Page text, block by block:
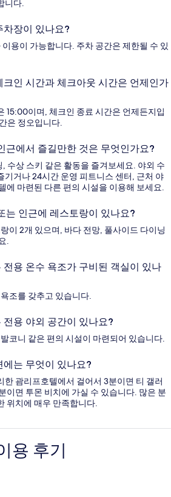
니다.
차장이 있나요?
용이 가능합니다. 주차 공간은 제한될 수 있
크인 시간과 체크아웃 시간은 언제인가
15:00이며, 체크인 종료 시간은 언제든지입
은 정오입니다.
근에서 즐길만한 것은 무엇인가요?
수상 스키 같은 활동을 즐겨보세요. 야외 수
기거나 24시간 운영 피트니스 센터, 근처 야
에 마련된 다른 편의 시설을 이용해 보세요.
는 인근에 레스토랑이 있나요?
이 2개 있으며, 바다 전망, 풀사이드 다이닝
.
전용 온수 욕조가 구비된 객실이 있나
조를 갖추고 있습니다.
전용 야외 공간이 있나요?
코니 같은 편의 시설이 마련되어 있습니다.
에는 무엇이 있나요?
한 괌리프호텔에서 걸어서 3분이면 티 갤러
이면 투몬 비치에 가실 수 있습니다. 많은 분
위치에 매우 만족합니다.
용 후기